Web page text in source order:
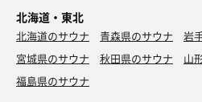
北海道・東北
北海道のサウナ 青森県のサウナ
岩
宮城県のサウナ
秋田県のサウナ
山
福島県のサウナ